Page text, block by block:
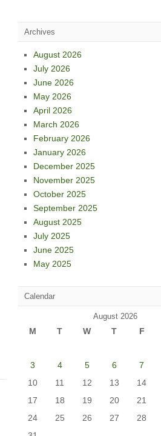
Archives
August 2026
July 2026
June 2026
May 2026
April 2026
March 2026
February 2026
January 2026
December 2025
November 2025
October 2025
September 2025
August 2025
July 2025
June 2025
May 2025
Calendar
August 2026
M T W T F
3
4 5 6 7
10
11 12 13 14
17
18 19 20 21
24
25 26 27 28